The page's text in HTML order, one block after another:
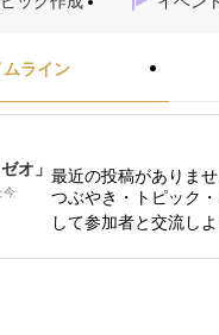
ムライン
ゼオ」
今
最近の投稿がありま
つぶやき・トピック
して参加者と交流しよ